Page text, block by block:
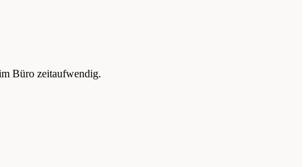
Büro zeitaufwendig.